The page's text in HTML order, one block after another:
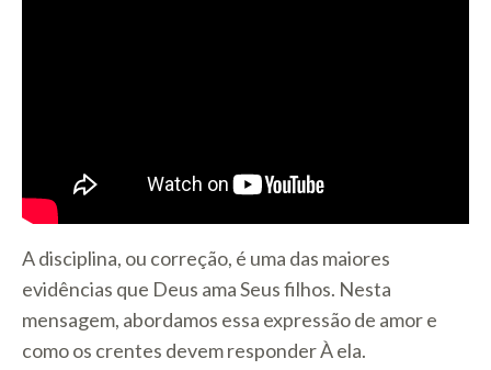
A disciplina, ou correção, é uma das maiores
evidências que Deus ama Seus filhos. Nesta
mensagem, abordamos essa expressão de amor e
como os crentes devem responder À ela.